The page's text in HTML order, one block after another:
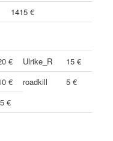
1415 €
€ Ulrike_R
15 €
€ roadkill
5 €
€